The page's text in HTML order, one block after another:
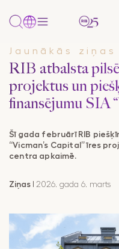
PAKALPOJUMI
PAR BANKU
NOZARES
Uzņēmumiem
un/vai
privātpersonām
Internetbanka
lietotne
SMS banka
Maksājumu
Tikai
Pārskats
Par mums
Kontakti un rekvizīti
Vakances
Uzņēmumiem
Mežizstrāde
Metālapstrādes
Pārtikas rūpniecība
Lauksaimniecība
Citas nozares
Jaunākās ziņas
RIB atbalsta
projektus un
finansējumu SIA
Šī gada februārī RIB
“Vicman’s Capital” īres
centra apkaimē.
Ziņas 2026. gada 6. marts